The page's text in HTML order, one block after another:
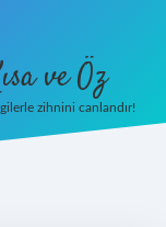
ve Öz
zihnini canlandır!